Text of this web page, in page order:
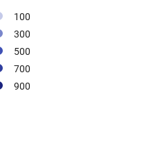
100
300
500
700
900